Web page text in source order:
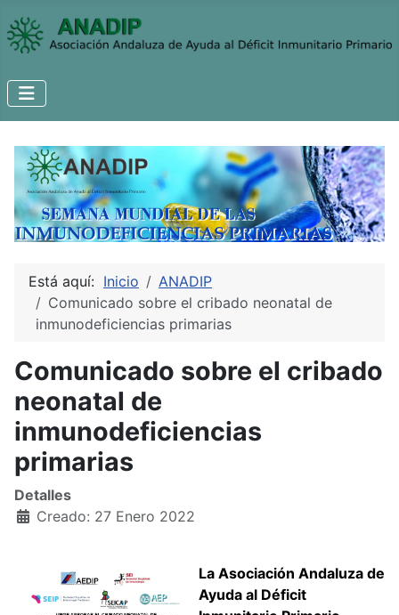
Está aquí: Inicio
ANADIP
Comunicado sobre el cribado neonatal de
inmunodeficiencias primarias
Comunicado sobre el cribado
neonatal de
inmunodeficiencias
primarias
Detalles
Creado: 27 Enero 2022
La Asociación Andaluza de
Ayuda al Déficit